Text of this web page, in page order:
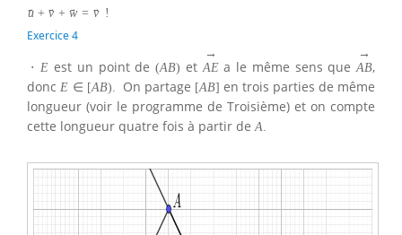
→
u + →
v + →
w = →
v !
Exercice 4
⋅ E est un point de(AB) et
→
AEa le même sens que
→
AB,
doncE ∈ [AB). On partage [AB] en trois parties de même
longueur (voir le programme de Troisième) et on compte
cette longueur quatre fois à partir deA.